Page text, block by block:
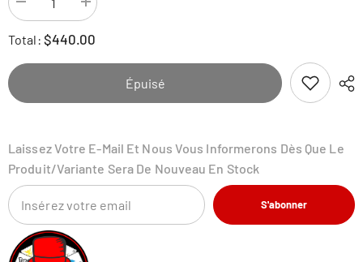
Diminuer
la
quantité
pour
Neptune
FDM
Printing
Size
of
420x420x500mm³
Augmenter
la
pour
FDM
Printing
Size
of
420x420x500mm³
Total: $440.00
Épuisé
Laissez Votre E-Mail Et Nous Vous Informerons Dès Que Le
Produit/variante Sera De Nouveau En Stock
S'abonner